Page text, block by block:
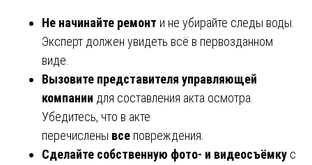
Не начинайте ремонт и не убирайте следы воды.
Эксперт должен увидеть всё в первозданном
виде.
Вызовите представителя управляющей
компании для составления акта осмотра.
Убедитесь, что в акте
перечислены все повреждения.
Сделайте собственную фото- и видеосъёмку с